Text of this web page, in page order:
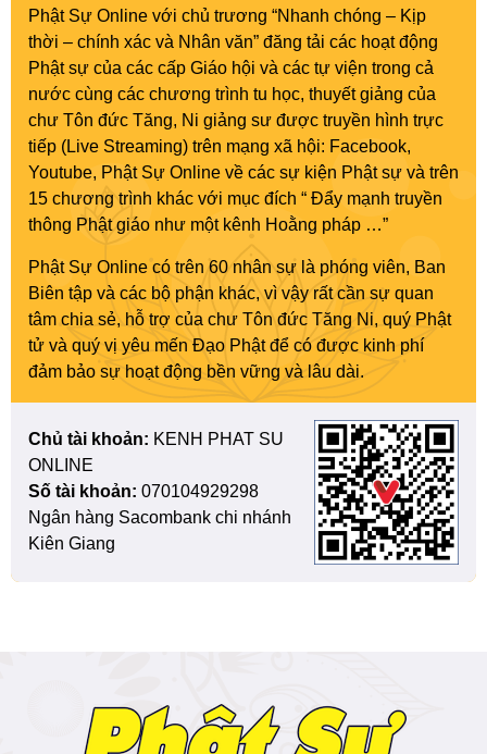
Phật Sự Online với chủ trương “Nhanh chóng – Kịp
thời – chính xác và Nhân văn” đăng tải các hoạt động
Phật sự của các cấp Giáo hội và các tự viện trong cả
nước cùng các chương trình tu học, thuyết giảng của
chư Tôn đức Tăng, Ni giảng sư được truyền hình trực
tiếp (Live Streaming) trên mạng xã hội: Facebook,
Youtube, Phật Sự Online về các sự kiện Phật sự và trên
15 chương trình khác với mục đích “ Đẩy mạnh truyền
thông Phật giáo như một kênh Hoằng pháp …”
Phật Sự Online có trên 60 nhân sự là phóng viên, Ban
Biên tập và các bộ phận khác, vì vậy rất cần sự quan
tâm chia sẻ, hỗ trợ của chư Tôn đức Tăng Ni, quý Phật
tử và quý vị yêu mến Đạo Phật để có được kinh phí
đảm bảo sự hoạt động bền vững và lâu dài.
Chủ tài khoản: KENH PHAT SU
ONLINE
Số tài khoản: 070104929298
Ngân hàng Sacombank chi nhánh
Kiên Giang